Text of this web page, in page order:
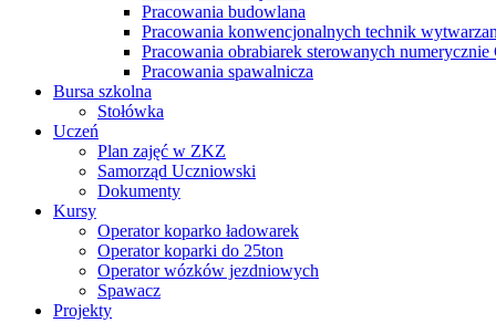
Pracowania budowlana
Pracowania konwencjonalnych technik
Pracowania obrabiarek sterowanych numerycznie
Pracowania spawalnicza
Bursa szkolna
Stołówka
Uczeń
Plan zajęć w ZKZ
Samorząd Uczniowski
Dokumenty
Kursy
Operator koparko ładowarek
Operator koparki do 25ton
Operator wózków jezdniowych
Spawacz
Projekty